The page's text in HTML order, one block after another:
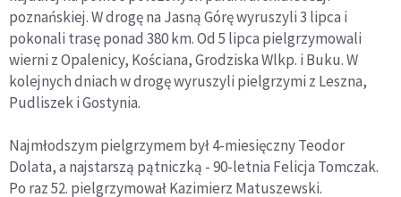
poznańskiej. W drogę na Jasną Górę wyruszyli 3 lipca i
pokonali trasę ponad 380 km. Od 5 lipca pielgrzymowali
wierni z Opalenicy, Kościana, Grodziska Wlkp. i Buku. W
kolejnych dniach w drogę wyruszyli pielgrzymi z Leszna,
Pudliszek i Gostynia.
Najmłodszym pielgrzymem był 4-miesięczny Teodor
Dolata, a najstarszą pątniczką - 90-letnia Felicja Tomczak.
Po raz 52. pielgrzymował Kazimierz Matuszewski.